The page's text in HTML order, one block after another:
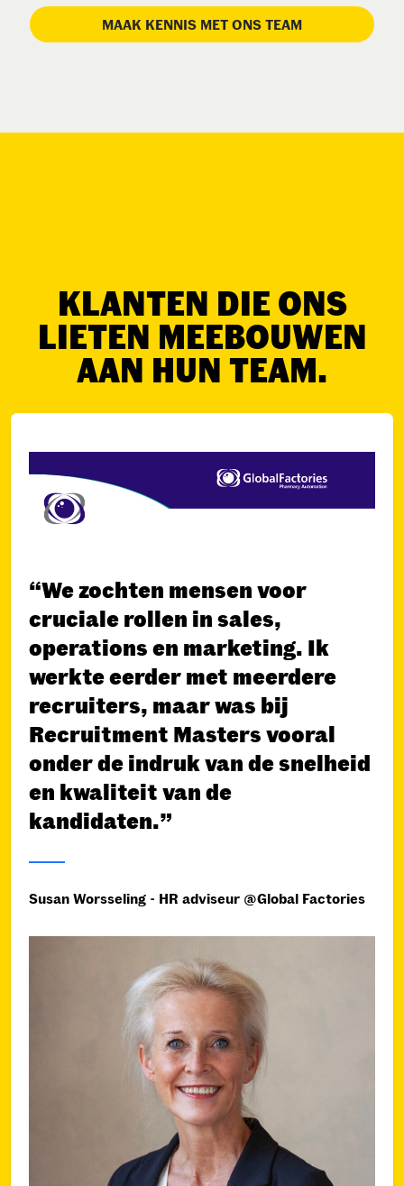
MAAK KENNIS MET ONS TEAM
KLANTEN DIE ONS
LIETEN MEEBOUWEN
AAN HUN TEAM.
“We zochten mensen voor
cruciale rollen in sales,
operations en marketing. Ik
werkte eerder met meerdere
recruiters, maar was bij
Recruitment Masters vooral
onder de indruk van de snelheid
en kwaliteit van de
kandidaten.”
Susan Worsseling - HR adviseur @Global Factories